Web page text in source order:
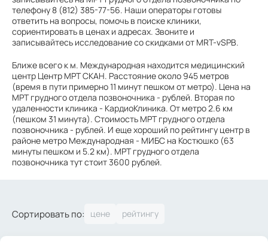
телефону 8 (812) 385-77-56. Наши операторы готовы
ответить на вопросы, помочь в поиске клиники,
сориентировать в ценах и адресах. Звоните и
записывайтесь исследование со скидками от MRT-vSPB.
Ближе всего к м. Международная находится медицинский
центр Центр МРТ СКАН. Расстояние около 945 метров
(время в пути примерно 11 минут пешком от метро). Цена на
МРТ грудного отдела позвоночника - рублей. Вторая по
удаленности клиника - КардиоКлиника. От метро 2.6 км
(пешком 31 минута). Стоимость МРТ грудного отдела
позвоночника - рублей. И еще хороший по рейтингу центр в
районе метро Международная - МИБС на Костюшко (63
минуты пешком и 5.2 км). МРТ грудного отдела
позвоночника тут стоит 3600 рублей.
Сортировать по: